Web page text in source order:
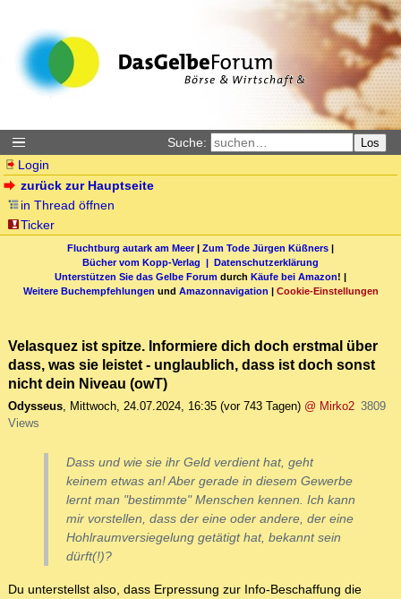
Suche: Los
Login
zurück zur Hauptseite
in Thread öffnen
Ticker
Fluchtburg autark am Meer| Zum Tode Jürgen Küßners |
Bücher vom Kopp-Verlag | Datenschutzerklärung
Unterstützen Sie das Gelbe Forum durch Käufe bei Amazon! |
Weitere Buchempfehlungen und Amazonnavigation | Cookie-Einstellungen
Velasquez ist spitze. Informiere dich doch erstmal über
dass, was sie leistet - unglaublich, dass ist doch sonst
nicht dein Niveau (owT)
Odysseus, Mittwoch, 24.07.2024, 16:35 (vor 743 Tagen) @ Mirko2 3809
Views
Dass und wie sie ihr Geld verdient hat, geht
keinem etwas an! Aber gerade in diesem Gewerbe
lernt man "bestimmte" Menschen kennen. Ich kann
mir vorstellen, dass der eine oder andere, der eine
Hohlraumversiegelung getätigt hat, bekannt sein
dürft(!)?
Du unterstellst also, dass Erpressung zur Info-Beschaffung die